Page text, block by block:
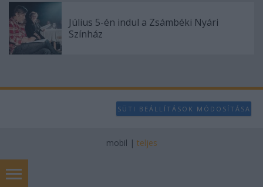
Július 5-én indul a Zsámbéki Nyári
Színház
SÜTI BEÁLLÍTÁSOK MÓDOSÍTÁSA
mobil | teljes